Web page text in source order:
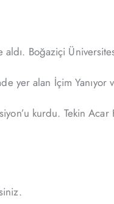
Boğaziçi
yer alan İçim
kurdu. Tekin